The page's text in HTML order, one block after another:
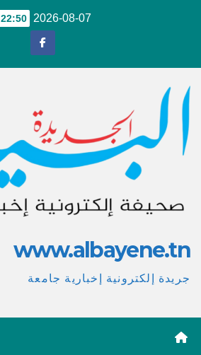
2026-08-07
22:50
www.albayene.tn
جريدة إلكترونية إخبارية جامعة